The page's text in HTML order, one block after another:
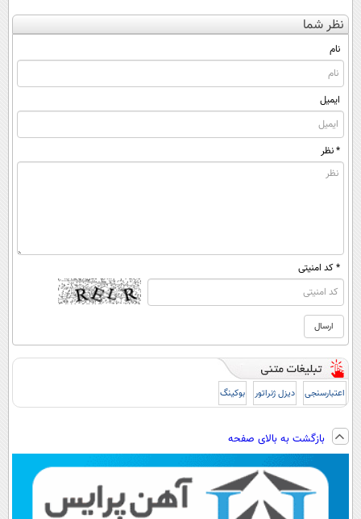
نظر شما
نام
ایمیل
* نظر
* کد امنیتی
اعتبارسنجی دیزل ژنراتور بوکینگ
بازگشت به بالای صفحه